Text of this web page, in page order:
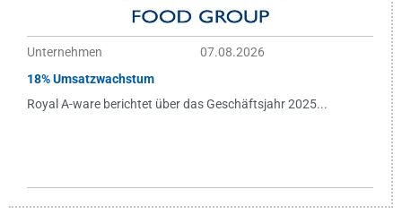
Unternehmen
07.08.2026
18% Umsatzwachstum
Royal A-ware berichtet über das Geschäftsjahr 2025...